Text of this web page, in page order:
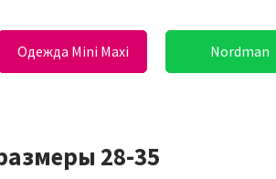
Одежда Mini Maxi Nordman
28-35